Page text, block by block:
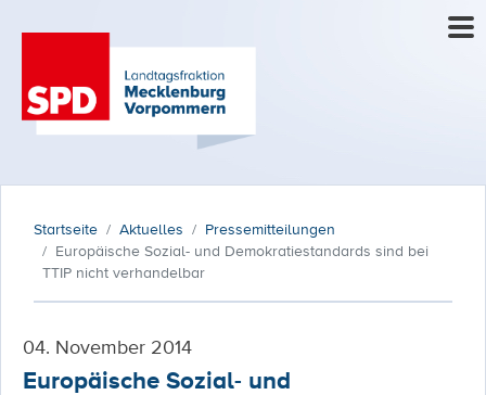
Startseite Aktuelles
Pressemitteilungen
Europäische Sozial- und Demokratiestandards sind bei
TTIP nicht verhandelbar
04. November 2014
Europäische Sozial- und